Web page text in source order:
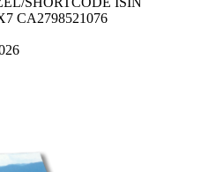
CA2798521076